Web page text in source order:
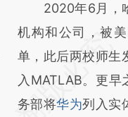
2020年6月，哈
机构和公司，被
单，此后两校师生
入MATLAB。更
务部将华为列入实